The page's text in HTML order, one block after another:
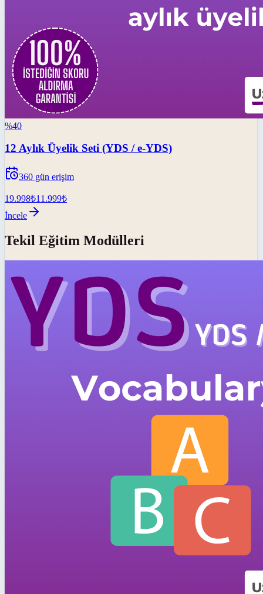
%40
12 Aylık Üyelik Seti (YDS / e-YDS)
360 gün erişim
19.998₺11.999₺
İncele
Tekil Eğitim Modülleri